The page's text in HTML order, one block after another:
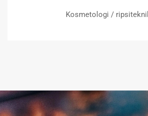
Kosmetologi /